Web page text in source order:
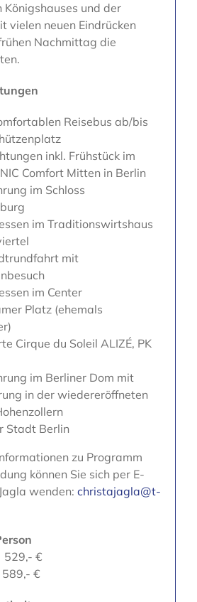
Königshauses und der
vielen neuen Eindrücken
Nachmittag die
Reisebus ab/bis
inkl. Frühstück im
Comfort Mitten in Berlin
im Schloss
im Traditionswirtshaus
mit
im Center
Platz (ehemals
Cirque du Soleil ALIZÉ, PK
im Berliner Dom mit
in der wiedereröffneten
Stadt Berlin
zu Programm
können Sie sich per E-
wenden: christajagla@t-
€
€